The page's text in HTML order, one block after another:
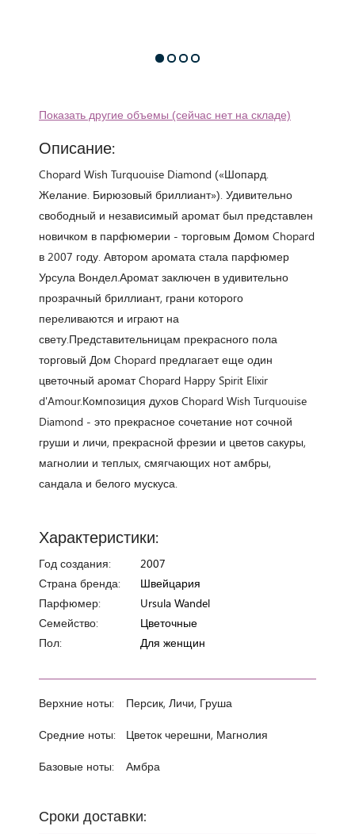
Сроки доставки:
Показать другие объемы (сейчас нет на складе)
Описание:
Chopard Wish Turquouise Diamond («Шопард.
Желание. Бирюзовый бриллиант»). Удивительно
свободный и независимый аромат был представлен
новичком в парфюмерии - торговым Домом Chopard
в 2007 году. Автором аромата стала парфюмер
Урсула Вондел.Аромат заключен в удивительно
прозрачный бриллиант, грани которого
переливаются и играют на
свету.Представительницам прекрасного пола
торговый Дом Chopard предлагает еще один
цветочный аромат Chopard Happy Spirit Elixir
d'Amour.Композиция духов Chopard Wish Turquouise
Diamond - это прекрасное сочетание нот сочной
груши и личи, прекрасной фрезии и цветов сакуры,
магнолии и теплых, смягчающих нот амбры,
сандала и белого мускуса.
Характеристики:
Год создания:
2007
Страна бренда:
Швейцария
Парфюмер:
Ursula Wandel
Семейство:
Цветочные
Пол:
Для женщин
Верхние ноты: Персик, Личи, Груша
Средние ноты: Цветок черешни, Магнолия
Базовые ноты: Амбра